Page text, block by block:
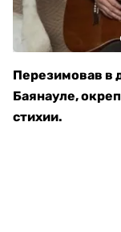
Перезимовав в
Баянауле,
стихии.